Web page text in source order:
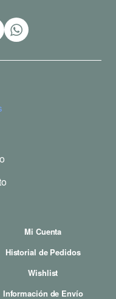
Mi Cuenta
Historial de Pedidos
Wishlist
Información de Envío